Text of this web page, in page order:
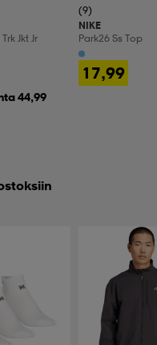
Jkt Jr
44,99
(9)
NIKE
Park26 Ss Top
17,99